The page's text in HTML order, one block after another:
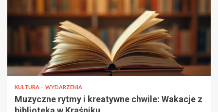
KULTURA WYDARZENIA
Muzyczne rytmy i kreatywne chwile: Wakacje z